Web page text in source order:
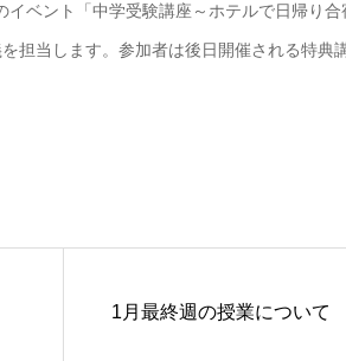
ベント「中学受験講座～ホテルで日帰り合
担当します。参加者は後日開催される特典
1月最終週の授業について